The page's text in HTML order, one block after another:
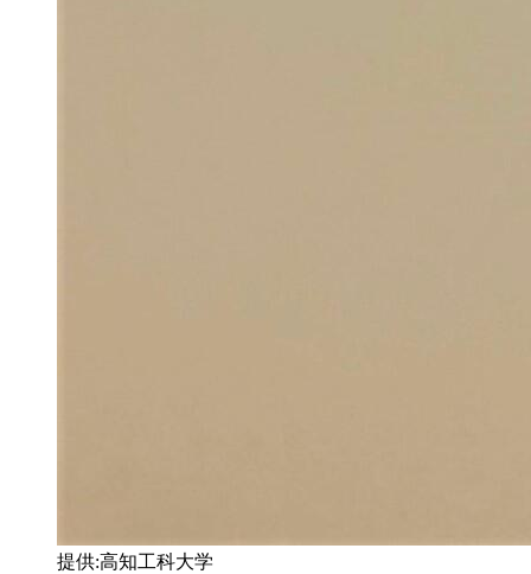
提供:高知工科大学